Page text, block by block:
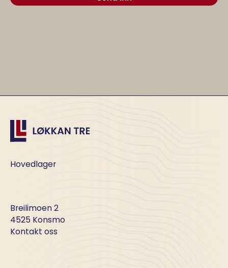
Hovedlager
Breilimoen 2
4525 Konsmo
Kontakt oss